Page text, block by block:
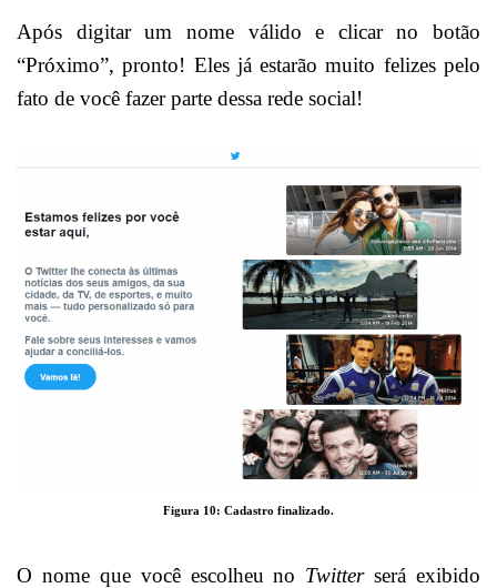
Após digitar um nome válido e clicar no botão
“Próximo”, pronto! Eles já estarão muito felizes pelo
fato de você fazer parte dessa rede social!
Figura 10: Cadastro finalizado.
O nome que você escolheu no Twitterserá exibido